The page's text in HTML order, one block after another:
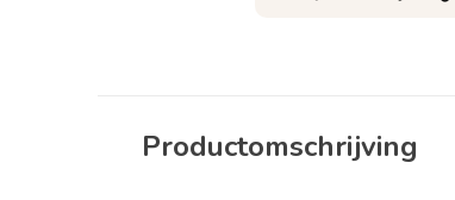
Productomschrijving